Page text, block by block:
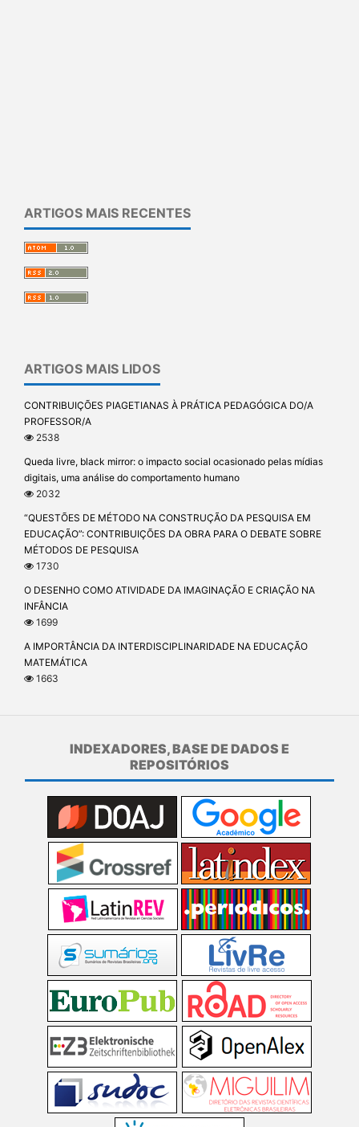
ARTIGOS MAIS RECENTES
ARTIGOS MAIS LIDOS
CONTRIBUIÇÕES PIAGETIANAS À PRÁTICA PEDAGÓGICA DO/A
PROFESSOR/A
2538
Queda livre, black mirror: o impacto social ocasionado pelas mídias
digitais, uma análise do comportamento humano
2032
“QUESTÕES DE MÉTODO NA CONSTRUÇÃO DA PESQUISA EM
EDUCAÇÃO”: CONTRIBUIÇÕES DA OBRA PARA O DEBATE SOBRE
MÉTODOS DE PESQUISA
1730
O DESENHO COMO ATIVIDADE DA IMAGINAÇÃO E CRIAÇÃO NA
INFÂNCIA
1699
A IMPORTÂNCIA DA INTERDISCIPLINARIDADE NA EDUCAÇÃO
MATEMÁTICA
1663
INDEXADORES, BASE DE DADOS E
REPOSITÓRIOS